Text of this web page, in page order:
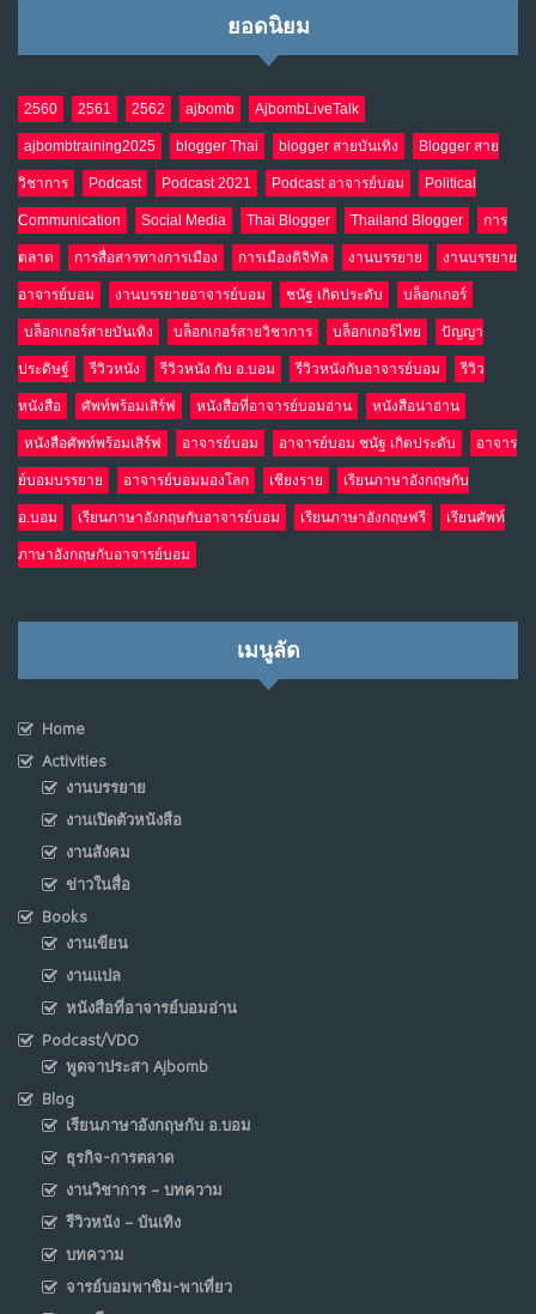
ยอดนิยม
2560 2561 2562 ajbomb AjbombLiveTalk
ajbombtraining2025 blogger Thai blogger สายบันเทิง Blogger สาย
วิชาการ Podcast Podcast 2021 Podcast อาจารย์บอม Political
Communication Social Media Thai Blogger Thailand Blogger การ
ตลาด การสื่อสารทางการเมือง การเมืองดิจิทัล งานบรรยาย งานบรรยาย
อาจารย์บอม งานบรรยายอาจารย์บอม ชนัฐ เกิดประดับ บล็อกเกอร์
บล็อกเกอร์สายบันเทิง บล็อกเกอร์สายวิชาการ บล็อกเกอร์ไทย ปัญญา
ประดิษฐ์ รีวิวหนัง รีวิวหนัง กับ อ.บอม รีวิวหนังกับอาจารย์บอม รีวิว
หนังสือ ศัพท์พร้อมเสิร์ฟ หนังสือที่อาจารย์บอมอ่าน หนังสือน่าอ่าน
หนังสือศัพท์พร้อมเสิร์ฟ อาจารย์บอม อาจารย์บอม ชนัฐ เกิดประดับ อาจาร
ย์บอมบรรยาย อาจารย์บอมมองโลก เชียงราย เรียนภาษาอังกฤษกับ
อ.บอม เรียนภาษาอังกฤษกับอาจารย์บอม เรียนภาษาอังกฤษฟรี เรียนศัพท์
ภาษาอังกฤษกับอาจารย์บอม
เมนูลัด
Home
Activities
งานบรรยาย
งานเปิดตัวหนังสือ
งานสังคม
ข่าวในสื่อ
Books
งานเขียน
งานแปล
หนังสือที่อาจารย์บอมอ่าน
Podcast/VDO
พูดจาประสา Ajbomb
Blog
เรียนภาษาอังกฤษกับ อ.บอม
ธุรกิจ-การตลาด
งานวิชาการ – บทความ
รีวิวหนัง – บันเทิง
บทความ
จารย์บอมพาชิม-พาเที่ยว